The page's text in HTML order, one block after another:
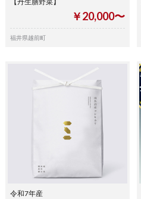
￥20,000〜
福井県越前町
令和7年産